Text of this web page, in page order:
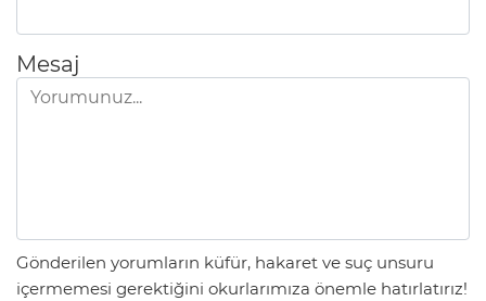
Mesaj
Gönderilen yorumların küfür, hakaret ve suç unsuru
içermemesi gerektiğini okurlarımıza önemle hatırlatırız!